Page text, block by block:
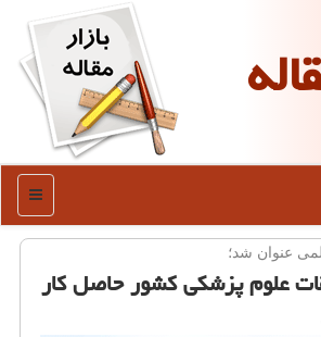
منو
عنوان شد؛
علوم پزشكی كشور حاصل كار